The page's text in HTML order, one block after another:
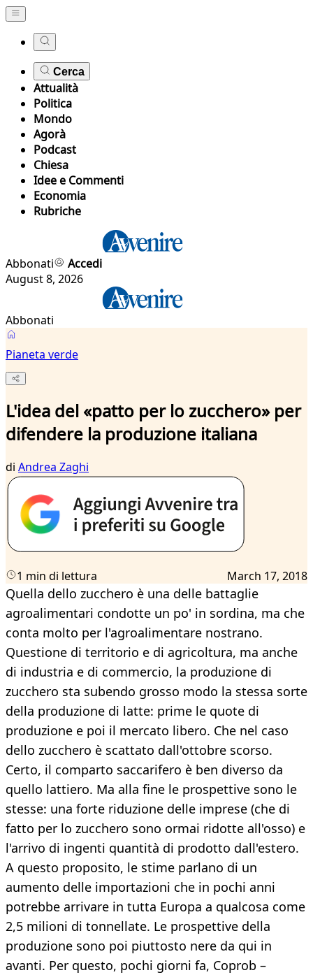
Cerca
Attualità
Politica
Mondo
Agorà
Podcast
Chiesa
Idee e Commenti
Economia
Rubriche
Abbonati
Accedi
August 8, 2026
Abbonati
Pianeta verde
L'idea del «patto per lo zucchero» per
difendere la produzione italiana
di Andrea Zaghi
1 min di lettura March 17, 2018
Quella dello zucchero è una delle battaglie
agroalimentari condotte un po' in sordina, ma che
conta molto per l'agroalimentare nostrano.
Questione di territorio e di agricoltura, ma anche
di industria e di commercio, la produzione di
zucchero sta subendo grosso modo la stessa sorte
della produzione di latte: prime le quote di
produzione e poi il mercato libero. Che nel caso
dello zucchero è scattato dall'ottobre scorso.
Certo, il comparto saccarifero è ben diverso da
quello lattiero. Ma alla fine le prospettive sono le
stesse: una forte riduzione delle imprese (che di
fatto per lo zucchero sono ormai ridotte all'osso) e
l'arrivo di ingenti quantità di prodotto dall'estero.
A questo proposito, le stime parlano di un
aumento delle importazioni che in pochi anni
potrebbe arrivare in tutta Europa a qualcosa come
2,5 milioni di tonnellate. Le prospettive della
produzione sono poi piuttosto nere da qui in
avanti. Per questo, pochi giorni fa, Coprob –